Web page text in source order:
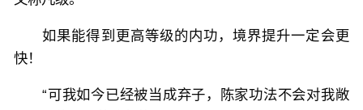
如果能得到更高等级的内功，境界提升一定会更
快！
“可我如今已经被当成弃子，陈家功法不会对我敞